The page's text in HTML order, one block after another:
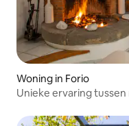
Woning in Forio
Unieke ervaring